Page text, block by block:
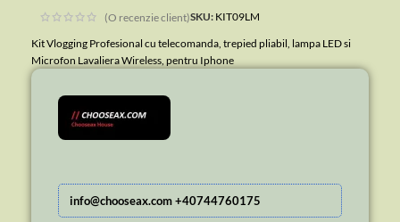
(O recenzie client)SKU: KIT09LM
Kit Vlogging Profesional cu telecomanda, trepied pliabil, lampa LED si
Microfon Lavaliera Wireless, pentru Iphone
info@chooseax.com +40744760175